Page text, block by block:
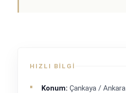
HIZLI BILGI
Konum: Çankaya / Ankara